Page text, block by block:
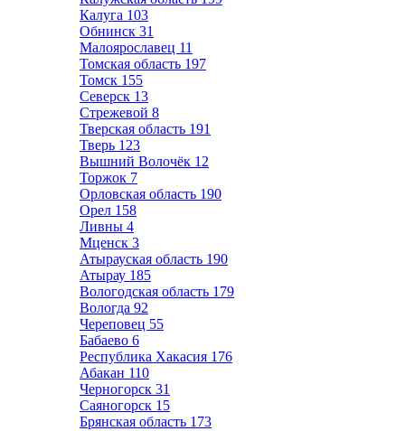
Калуга 103
Обнинск 31
Малоярославец 11
Томская область 197
Томск 155
Северск 13
Стрежевой 8
Тверская область 191
Тверь 123
Вышний Волочёк 12
Торжок 7
Орловская область 190
Орел 158
Ливны 4
Мценск 3
Атырауская область 190
Атырау 185
Вологодская область 179
Вологда 92
Череповец 55
Бабаево 6
Республика Хакасия 176
Абакан 110
Черногорск 31
Саяногорск 15
Брянская область 173